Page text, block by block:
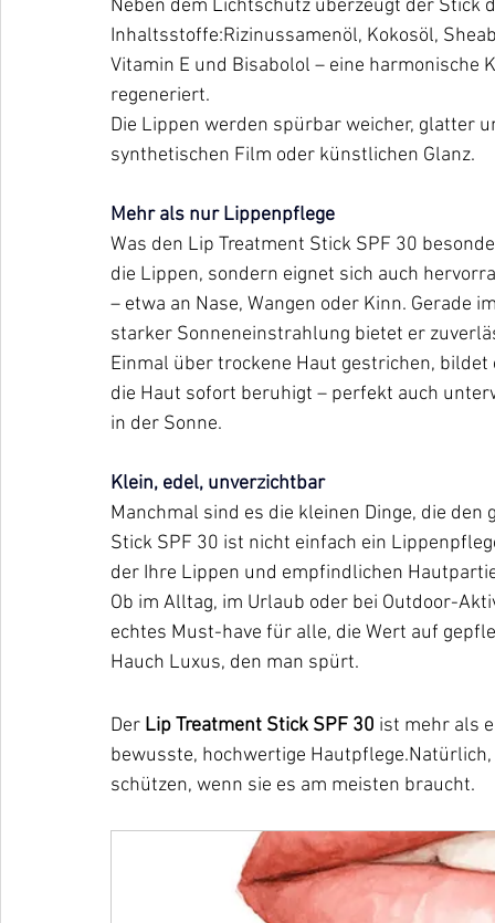
Neben dem Lichtschutz überzeugt der
Inhaltsstoffe:Rizinussamenöl, Kokosöl,
Vitamin E und Bisabolol – eine
regeneriert.
Die Lippen werden spürbar weicher, glatter
synthetischen Film oder künstlichen Glanz.
Mehr als nur Lippenpflege
Was den Lip Treatment Stick SPF 30
die Lippen, sondern eignet sich auch
– etwa an Nase, Wangen oder Kinn. Gerade
starker Sonneneinstrahlung bietet er
Einmal über trockene Haut gestrichen,
die Haut sofort beruhigt – perfekt auch
in der Sonne.
Klein, edel, unverzichtbar
Manchmal sind es die kleinen Dinge, die
Stick SPF 30 ist nicht einfach ein
der Ihre Lippen und empfindlichen
Ob im Alltag, im Urlaub oder bei Outdoor-
echtes Must-have für alle, die Wert auf
Hauch Luxus, den man spürt.
Der Lip Treatment Stick SPF 30 ist mehr als
bewusste, hochwertige
schützen, wenn sie es am meisten braucht.